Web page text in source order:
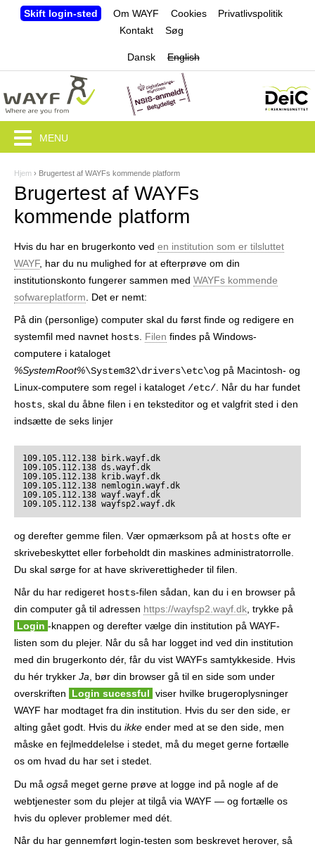
Jump to navigation
Skift login-sted Om WAYF Cookies
Privatlivspolitik
Kontakt
Søg
Dansk English
D
u
e
r
h
e
r
Hjem › Brugertest af WAYFs kommende platform
Brugertest af WAYFs
kommende platform
Hvis du har en brugerkonto ved en institution som er tilsluttet
WAYF, har du nu mulighed for at efterprøve om din
institutionskonto fungerer sammen med WAYFs kommende
sofwareplatform . Det er nemt:
På din (personlige) computer skal du først finde og redigere en
systemfil med navnet hosts. Filen findes på Windows-
computere i kataloget
%SystemRoot%\System32\drivers\etc\og på Macintosh- og
Linux-computere som regel i kataloget /etc/. Når du har fundet
hosts, skal du åbne filen i en teksteditor og et valgfrit sted i den
indsætte de seks linjer
109.105.112.138 birk.wayf.dk
109.105.112.138 ds.wayf.dk
109.105.112.138 krib.wayf.dk
109.105.112.138 nemlogin.wayf.dk
109.105.112.138 wayf.wayf.dk
109.105.112.138 wayfsp2.wayf.dk
og derefter gemme filen. Vær opmærksom på at hosts ofte er
skrivebeskyttet eller forbeholdt din maskines administratorrolle.
Du skal sørge for at have skriverettigheder til filen.
Når du har redigeret hosts-filen sådan, kan du i en browser på
din computer gå til adressen https://wayfsp2.wayf.dk, trykke på
Login -knappen og derefter vælge din institution på WAYF-
listen som du plejer. Når du så har logget ind ved din institution
med din brugerkonto dér, får du vist WAYFs samtykkeside. Hvis
du hér trykker Ja, bør din browser gå til en side som under
overskriften
Login sucessful viser hvilke brugeroplysninger
WAYF har modtaget fra din institution. Hvis du ser den side, er
alting gået godt. Hvis du ikke ender med at se den side, men
måske en fejlmeddelelse i stedet, må du meget gerne fortælle
os om hvad du har set i stedet.
Du må også meget gerne prøve at logge ind på nogle af de
webtjenester som du plejer at tilgå via WAYF — og fortælle os
hvis du oplever problemer med dét.
Når du har gennemført login-testen som beskrevet herover, så
MENU